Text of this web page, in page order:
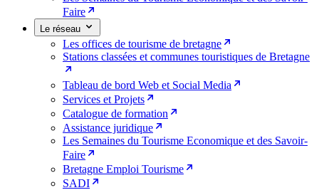
Faire
Le réseau
Les offices de tourisme de bretagne
Stations classées et communes touristiques de Bretagne
Tableau de bord Web et Social Media
Services et Projets
Catalogue de formation
Assistance juridique
Les Semaines du Tourisme Economique et des Savoir-
Faire
Bretagne Emploi Tourisme
SADI